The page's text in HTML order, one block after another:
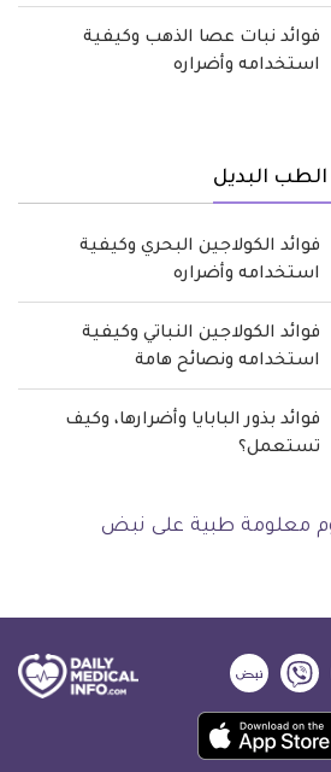
فوائد نبات عصا الذهب وكيفية
استخدامه وأضراره
البديل
فوائد الكولاجين البحري وكيفية
استخدامه وأضراره
فوائد الكولاجين النباتي وكيفية
استخدامه ونصائح هامة
فوائد بذور البابايا وأضرارها، وكيف
تستعمل؟
انفو
ديلي
ميديكال
انفو
ديلي
ميديكال
انفو